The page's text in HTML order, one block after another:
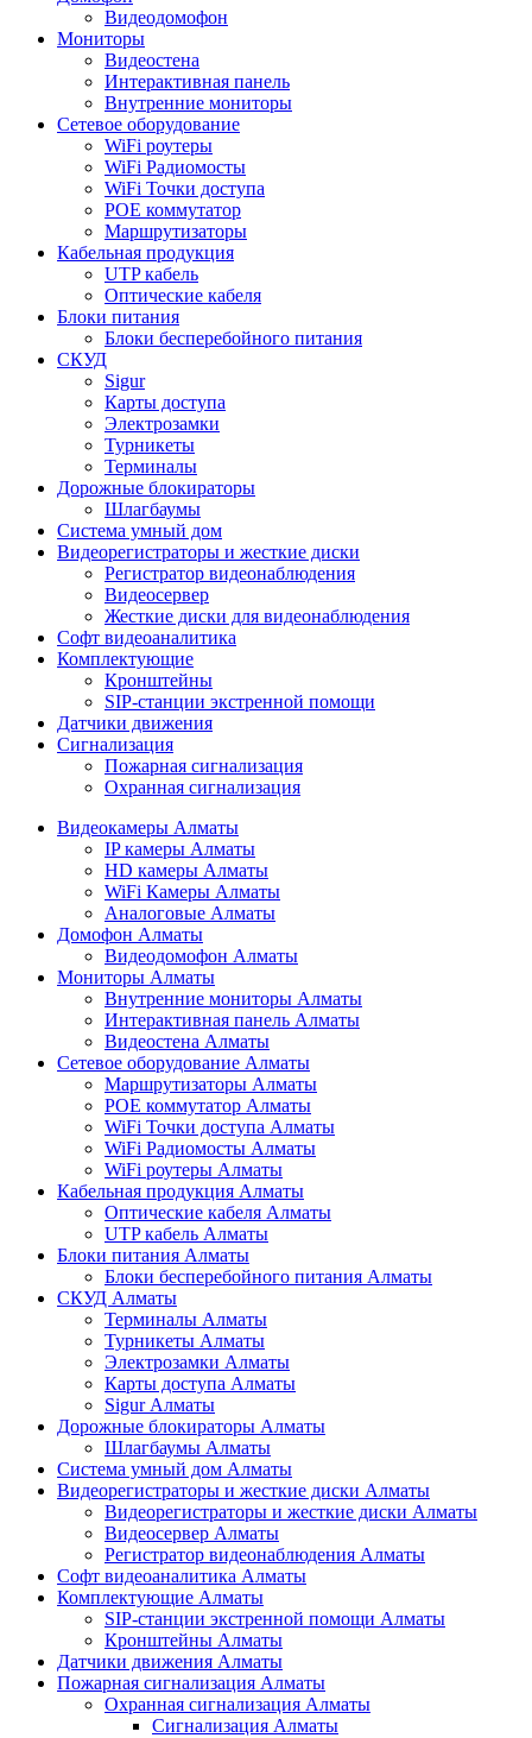
Видеодомофон
Мониторы
Видеостена
Интерактивная панель
Внутренние мониторы
Сетевое оборудование
WiFi роутеры
WiFi Радиомосты
WiFi Точки доступа
POE коммутатор
Маршрутизаторы
Кабельная продукция
UTP кабель
Оптические кабеля
Блоки питания
Блоки бесперебойного питания
СКУД
Sigur
Карты доступа
Электрозамки
Турникеты
Терминалы
Дорожные блокираторы
Шлагбаумы
Cистема умный дом
Видеорегистраторы и жесткие диски
Регистратор видеонаблюдения
Видеосервер
Жесткие диски для видеонаблюдения
Софт видеоаналитика
Комплектующие
Кронштейны
SIP-станции экстренной помощи
Датчики движения
Сигнализация
Пожарная сигнализация
Охранная сигнализация
Видеокамеры Алматы
IP камеры Алматы
HD камеры Алматы
WiFi Камеры Алматы
Аналоговые Алматы
Домофон Алматы
Видеодомофон Алматы
Мониторы Алматы
Внутренние мониторы Алматы
Интерактивная панель Алматы
Видеостена Алматы
Сетевое оборудование Алматы
Маршрутизаторы Алматы
POE коммутатор Алматы
WiFi Точки доступа Алматы
WiFi Радиомосты Алматы
WiFi роутеры Алматы
Кабельная продукция Алматы
Оптические кабеля Алматы
UTP кабель Алматы
Блоки питания Алматы
Блоки бесперебойного питания Алматы
СКУД Алматы
Терминалы Алматы
Турникеты Алматы
Электрозамки Алматы
Карты доступа Алматы
Sigur Алматы
Дорожные блокираторы Алматы
Шлагбаумы Алматы
Система умный дом Алматы
Видеорегистраторы и жесткие диски Алматы
Видеорегистраторы и жесткие диски Алматы
Видеосервер Алматы
Регистратор видеонаблюдения Алматы
Софт видеоаналитика Алматы
Комплектующие Алматы
SIP-станции экстренной помощи Алматы
Кронштейны Алматы
Датчики движения Алматы
Пожарная сигнализация Алматы
Охранная сигнализация Алматы
Сигнализация Алматы